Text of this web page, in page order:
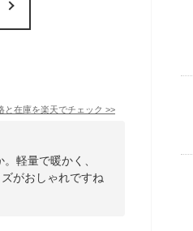
と在庫を楽天でチェック >>
軽量で暖かく、
がおしゃれですね